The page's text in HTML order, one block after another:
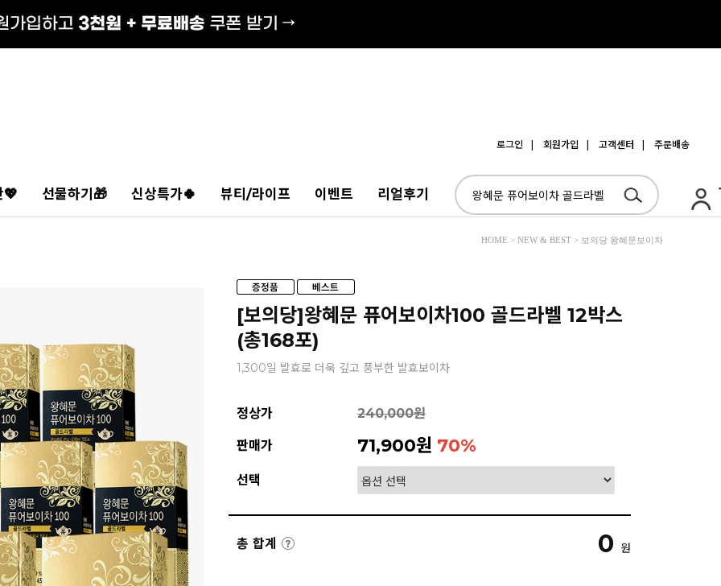
로그인 | 회원가입 | 고객센터 | 주문배송
💖 선물하기🎁 신상특가🍀 뷰티/라이프 이벤트 리얼후기
HOME > NEW & BEST > 보의당 왕혜문보이차
[보의당]왕혜문 퓨어보이차100 골드라벨 12박스
(총168포)
1,300일 발효로 더욱 깊고 풍부한 발효보이차
정상가 240,000원
판매가 71,900원 70%
선택
총 합계 0 원